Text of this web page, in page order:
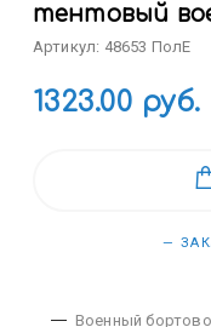
тентовый
Артикул: 48653 ПолЕ
1323.00 руб.
—
Военный